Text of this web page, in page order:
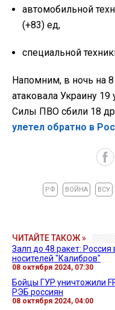
автомобильной
(+83) ед,
специальной
Напомним, в ночь на 8
атаковала Украину
Силы ПВО сбили 18
улетел обратно в
РФ ВОЙНА ВСУ
ЧИТАЙТЕ ТАКОЖ »
Залп до 48 ракет:
носителей "Калибров"
08 октября 2024, 07:30
Бойцы ГУР уничтожили
РЭБ россиян
08 октября 2024, 04:00